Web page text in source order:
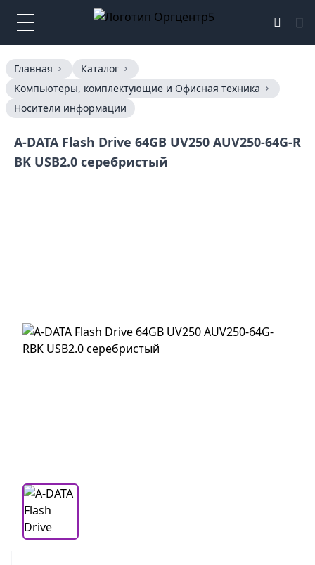
Главная
Каталог
Компьютеры, комплектующие и Офисная техника
Носители информации
A-DATA Flash Drive 64GB UV250 AUV250-64G-R
BK USB2.0 серебристый